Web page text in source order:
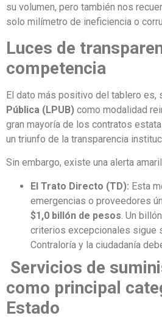
su volumen, pero también nos
solo milímetro de ineficiencia o
Luces de
competencia
El dato más positivo del tablero es,
Pública (LPUB) como modalidad
gran mayoría de los contratos
un triunfo de la transparencia
Sin embargo, existe una alerta
El Trato Directo (TD): Esta
emergencias o proveedores
$1,0 billón de pesos . Un
criterios excepcionales sigue
Contraloría y la ciudadanía
Servicios de
como principal
Estado